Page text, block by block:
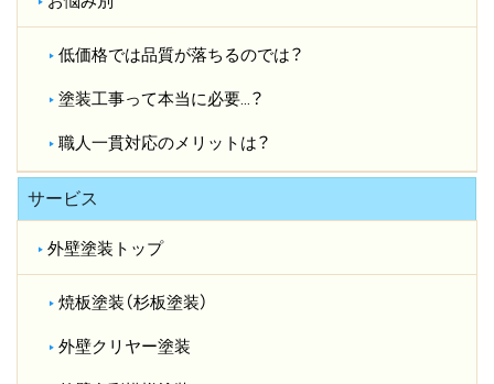
低価格では品質が落ちるのでは？​
塗装工事って本当に必要…？​
職人一貫対応のメリットは？​
サービス
外壁塗装トップ
焼板塗装（杉板塗装）
外壁クリヤー塗装